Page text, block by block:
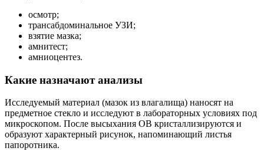
осмотр;
трансабдоминальное УЗИ;
взятие мазка;
амнитест;
амниоцентез.
Какие назначают анализы
Исследуемый материал (мазок из влагалища) наносят на
предметное стекло и исследуют в лабораторных условиях под
микроскопом. После высыхания ОВ кристаллизируются и
образуют характерный рисунок, напоминающий листья
папоротника.